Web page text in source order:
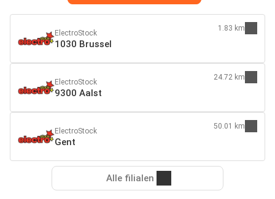
ElectroStock
1030 Brussel
1.83 km
ElectroStock
9300 Aalst
24.72 km
ElectroStock
Gent
50.01 km
Alle filialen